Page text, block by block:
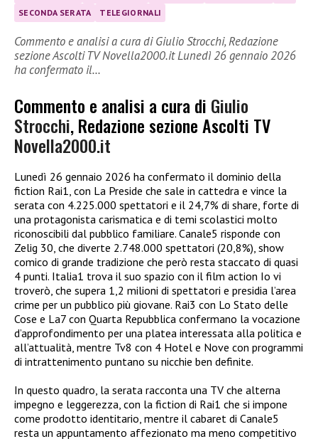
SECONDA SERATA
TELEGIORNALI
Commento e analisi a cura di Giulio Strocchi, Redazione
sezione Ascolti TV Novella2000.it Lunedì 26 gennaio 2026
ha confermato il…
Commento e analisi a cura di Giulio
Strocchi, Redazione sezione Ascolti TV
Novella2000.it
Lunedì 26 gennaio 2026 ha confermato il dominio della
fiction Rai1, con La Preside che sale in cattedra e vince la
serata con 4.225.000 spettatori e il 24,7% di share, forte di
una protagonista carismatica e di temi scolastici molto
riconoscibili dal pubblico familiare. Canale5 risponde con
Zelig 30, che diverte 2.748.000 spettatori (20,8%), show
comico di grande tradizione che però resta staccato di quasi
4 punti. Italia1 trova il suo spazio con il film action Io vi
troverò, che supera 1,2 milioni di spettatori e presidia l’area
crime per un pubblico più giovane. Rai3 con Lo Stato delle
Cose e La7 con Quarta Repubblica confermano la vocazione
d’approfondimento per una platea interessata alla politica e
all’attualità, mentre Tv8 con 4 Hotel e Nove con programmi
di intrattenimento puntano su nicchie ben definite.
In questo quadro, la serata racconta una TV che alterna
impegno e leggerezza, con la fiction di Rai1 che si impone
come prodotto identitario, mentre il cabaret di Canale5
resta un appuntamento affezionato ma meno competitivo